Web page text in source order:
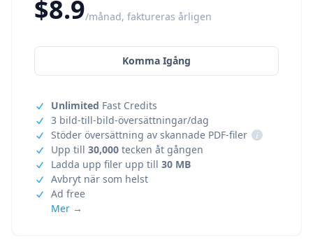
$8.9/månad, faktureras årligen
Komma Igång
Unlimited Fast Credits
3 bild-till-bild-översättningar/dag
Stöder översättning av skannade PDF-filer
i
Upp till 30,000 tecken åt gången
Ladda upp filer upp till 30 MB
Avbryt när som helst
Ad free
Mer →